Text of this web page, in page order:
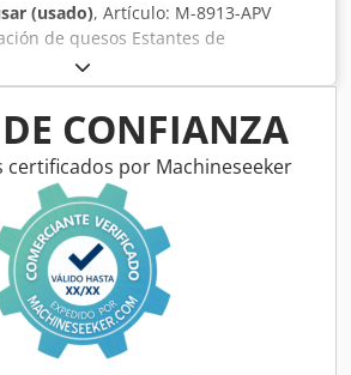
(usado), Artículo: M-8913-APV
de quesos Estantes de
o "estantes de maduración de
se refieren a las estanterías
para almacenar queso mientras
en condiciones controladas.
Las estanterías están hechas de un
para uso alimentario. Dimensiones:
pueden apilar.
CONFIANZA
por Machineseeker